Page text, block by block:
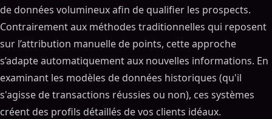
de données volumineux afin de qualifier les prospects.
Contrairement aux méthodes traditionnelles qui reposent
sur l’attribution manuelle de points, cette approche
s’adapte automatiquement aux nouvelles informations. En
examinant les modèles de données historiques (qu'il
s'agisse de transactions réussies ou non), ces systèmes
créent des profils détaillés de vos clients idéaux.